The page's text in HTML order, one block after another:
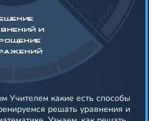
И
Учителем какие есть способы
решать уравнения и